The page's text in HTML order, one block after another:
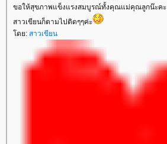
ขอให้สุขภาพแข็งแรงสมบูรณ์ทั้งคุณแม่คุณลูกน๊ะคะ
สาวเขียนก็ตามไปติดๆๆค่ะ
ดย: สาวเขียน